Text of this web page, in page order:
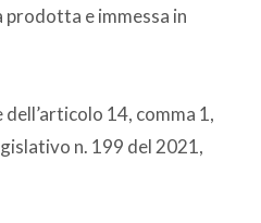
prodotta e immessa in
dell’articolo 14, comma 1,
n. 199 del 2021,